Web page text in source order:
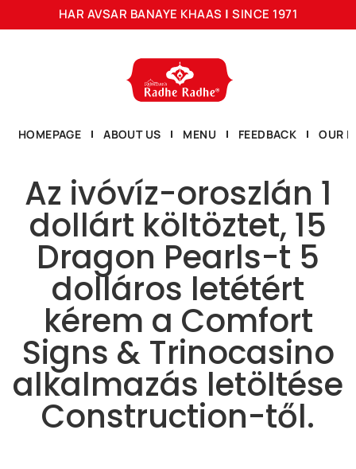
HAR AVSAR BANAYE KHAAS | SINCE 1971
HOMEPAGE ABOUT US MENU FEEDBACK OUR
Az ivóvíz-oroszlán 1
dollárt költöztet, 15
Dragon Pearls-t 5
dolláros letétért
kérem a Comfort
Signs & Trinocasino
alkalmazás letöltése
Construction-től.